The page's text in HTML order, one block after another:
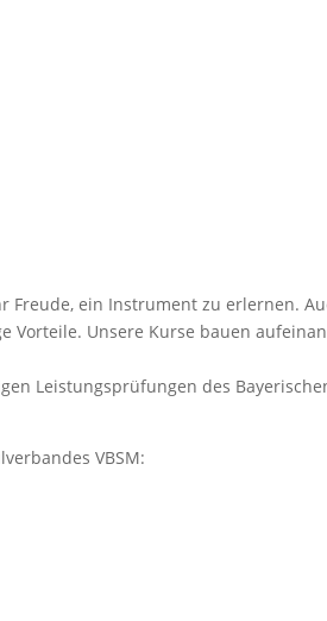
Freude, ein Instrument zu erlernen.
Vorteile. Unsere Kurse bauen
Leistungsprüfungen des
VBSM: